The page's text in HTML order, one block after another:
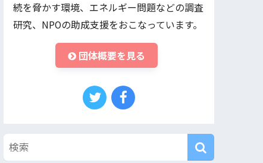
続を脅かす環境、エネルギー問題などの調査
研究、NPOの助成支援をおこなっています。
団体概要を見る